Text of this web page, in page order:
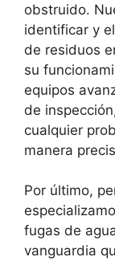
obstruido.
identificar y
de residuos
su
equipos
de
cualquier
manera
Por último,
fugas de
vanguardia